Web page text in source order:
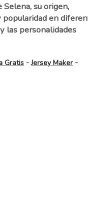
su origen,
en
las personalidades
Gratis -Jersey Maker-